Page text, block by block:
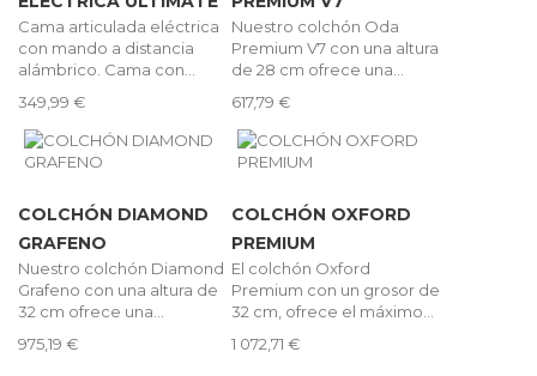
Cama articulada eléctrica
con mando a distancia
alámbrico. Cama con...
349,99 €
Nuestro colchón Oda
Premium V7 con una altura
de 28 cm ofrece una...
617,79 €
COLCHÓN DIAMOND
GRAFENO
Nuestro colchón Diamond
Grafeno con una altura de
32 cm ofrece una...
975,19 €
COLCHÓN OXFORD
PREMIUM
El colchón Oxford
Premium con un grosor de
32 cm, ofrece el máximo...
1 072,71 €